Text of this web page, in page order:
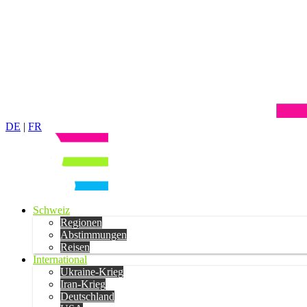
DE | FR
Schweiz
Regionen
Abstimmungen
Reisen
International
Ukraine-Krieg
Iran-Krieg
Deutschland